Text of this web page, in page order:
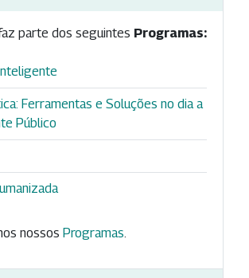
parte dos seguintes Programas:
Ferramentas e Soluções no dia a
Público
nossos Programas.